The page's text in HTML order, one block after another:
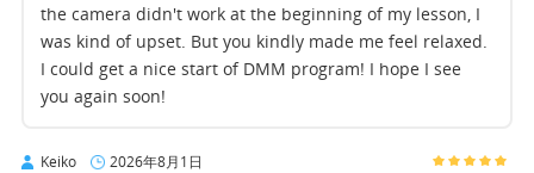
the camera didn't work at the beginning of my lesson, I
was kind of upset. But you kindly made me feel relaxed.
I could get a nice start of DMM program! I hope I see
you again soon!
Keiko 2026年8月1日